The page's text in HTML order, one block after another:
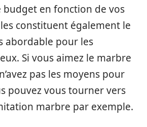
budget en fonction de vos
constituent également le
abordable pour les
Si vous aimez le marbre
pas les moyens pour
pouvez vous tourner vers
marbre par exemple.